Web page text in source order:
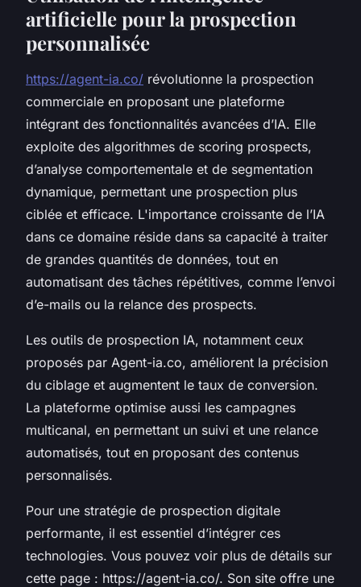
artificielle pour la prospection
personnalisée
https://agent-ia.co/ révolutionne la prospection
commerciale en proposant une plateforme
intégrant des fonctionnalités avancées d’IA. Elle
exploite des algorithmes de scoring prospects,
d’analyse comportementale et de segmentation
dynamique, permettant une prospection plus
ciblée et efficace. L'importance croissante de l’IA
dans ce domaine réside dans sa capacité à traiter
de grandes quantités de données, tout en
automatisant des tâches répétitives, comme l’envoi
d’e-mails ou la relance des prospects.
Les outils de prospection IA, notamment ceux
proposés par Agent-ia.co, améliorent la précision
du ciblage et augmentent le taux de conversion.
La plateforme optimise aussi les campagnes
multicanal, en permettant un suivi et une relance
automatisés, tout en proposant des contenus
personnalisés.
Pour une stratégie de prospection digitale
performante, il est essentiel d’intégrer ces
technologies. Vous pouvez voir plus de détails sur
cette page : https://agent-ia.co/. Son site offre une